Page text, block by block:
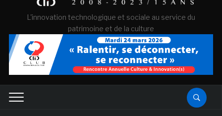
L'innovation technologique et sociale au service du
patrimoine et de la culture